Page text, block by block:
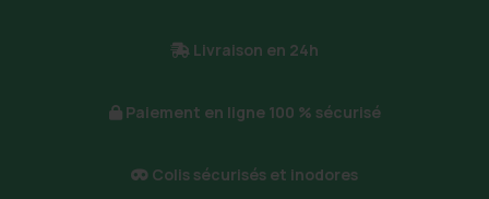
Livraison en 24h
Paiement en ligne 100 % sécurisé
Colis sécurisés et inodores